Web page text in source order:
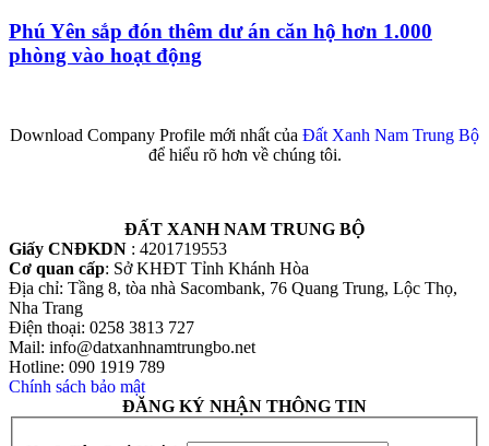
Phú Yên sắp đón thêm dư án căn hộ hơn 1.000
phòng vào hoạt động
Download Company Profile mới nhất của Đất Xanh Nam Trung Bộ
để hiểu rõ hơn về chúng tôi.
ĐẤT XANH NAM TRUNG BỘ
Giấy CNĐKDN : 4201719553
Cơ quan cấp: Sở KHĐT Tỉnh Khánh Hòa
Địa chỉ: Tầng 8, tòa nhà Sacombank, 76 Quang Trung, Lộc Thọ,
Nha Trang
Điện thoại: 0258 3813 727
Mail: info@datxanhnamtrungbo.net
Hotline: 090 1919 789
Chính sách bảo mật
ĐĂNG KÝ NHẬN THÔNG TIN